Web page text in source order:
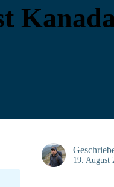
Bulgarien
19. August